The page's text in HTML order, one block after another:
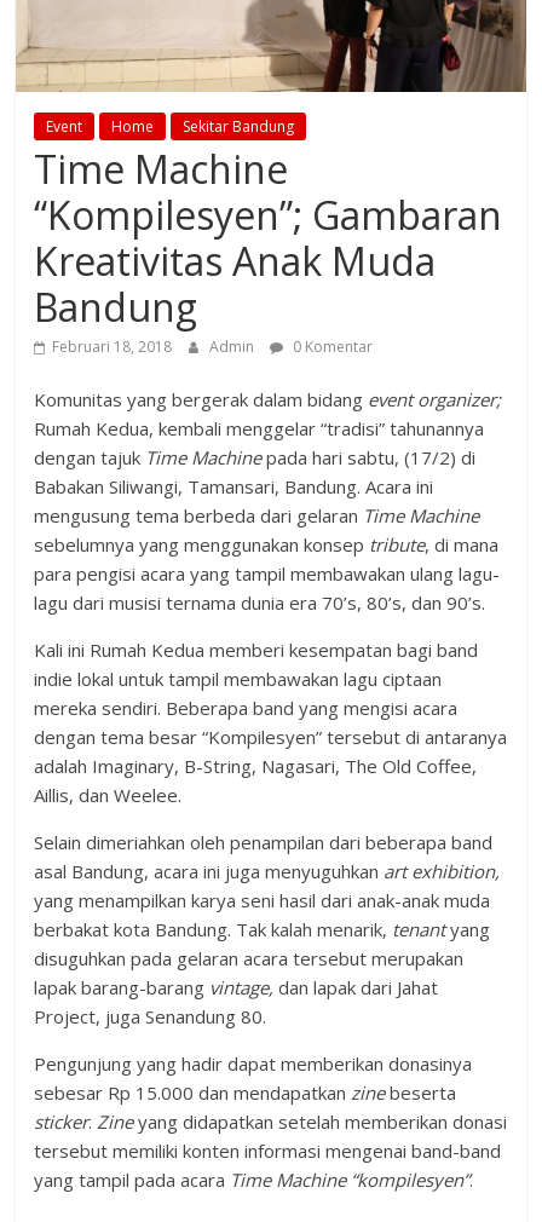
Event Home Sekitar Bandung
Time Machine
“Kompilesyen”; Gambaran
Kreativitas Anak Muda
Bandung
Februari 18, 2018 Admin 0 Komentar
Komunitas yang bergerak dalam bidang event organizer;
Rumah Kedua, kembali menggelar “tradisi” tahunannya
dengan tajuk Time Machinepada hari sabtu, (17/2) di
Babakan Siliwangi, Tamansari, Bandung. Acara ini
mengusung tema berbeda dari gelaran Time Machine
sebelumnya yang menggunakan konsep tribute, di mana
para pengisi acara yang tampil membawakan ulang lagu-
lagu dari musisi ternama dunia era 70’s, 80’s, dan 90’s.
Kali ini Rumah Kedua memberi kesempatan bagi band
indie lokal untuk tampil membawakan lagu ciptaan
mereka sendiri. Beberapa band yang mengisi acara
dengan tema besar “Kompilesyen” tersebut di antaranya
adalah Imaginary, B-String, Nagasari, The Old Coffee,
Aillis, dan Weelee.
Selain dimeriahkan oleh penampilan dari beberapa band
asal Bandung, acara ini juga menyuguhkan art exhibition,
yang menampilkan karya seni hasil dari anak-anak muda
berbakat kota Bandung. Tak kalah menarik, tenantyang
disuguhkan pada gelaran acara tersebut merupakan
lapak barang-barang vintage,dan lapak dari Jahat
Project, juga Senandung 80.
Pengunjung yang hadir dapat memberikan donasinya
sebesar Rp 15.000 dan mendapatkan zinebeserta
sticker. Zineyang didapatkan setelah memberikan donasi
tersebut memiliki konten informasi mengenai band-band
yang tampil pada acara Time Machine “kompilesyen”.